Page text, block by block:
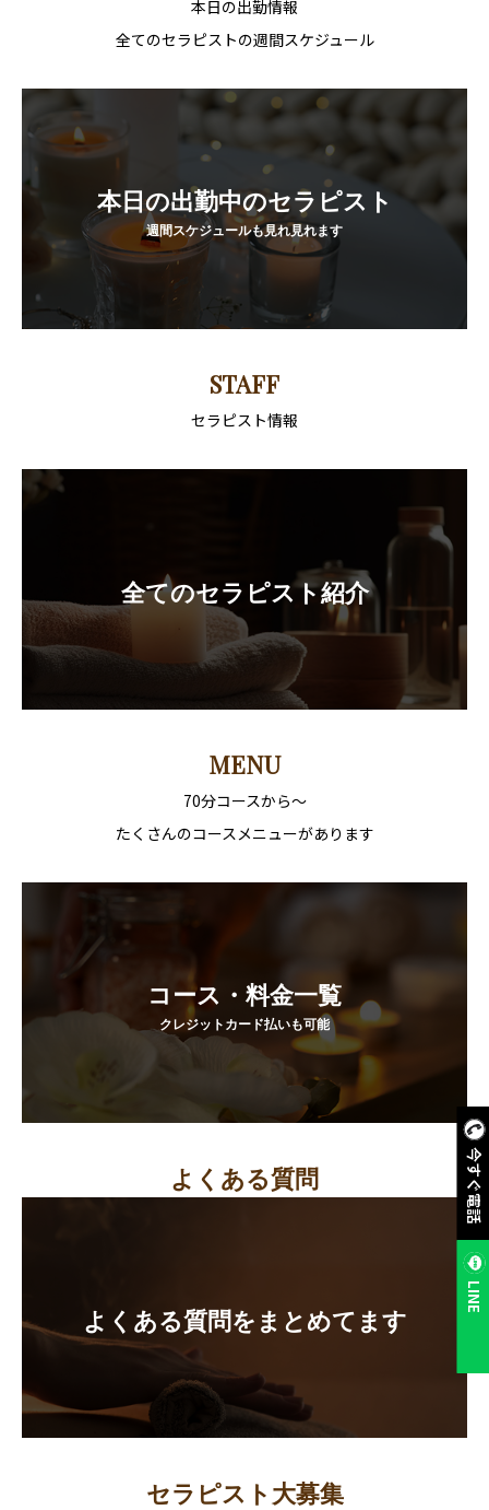
今すぐ電話
LINE
本日の出勤情報
全てのセラピストの週間スケジュール
本日の出勤中のセラピスト
週間スケジュールも見れ見れます
STAFF
セラピスト情報
全てのセラピスト紹介
MENU
70分コースから〜
たくさんのコースメニューがあります
コース・料金一覧
クレジットカード払いも可能
よくある質問
よくある質問をまとめてます
セラピスト大募集